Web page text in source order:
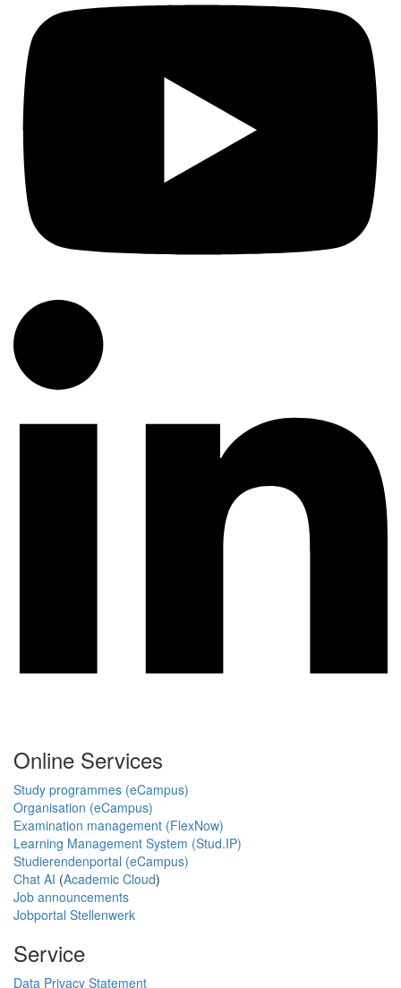
Online Services
Study programmes (eCampus)
Organisation (eCampus)
Examination management (FlexNow)
Learning Management System (Stud.IP)
Studierendenportal (eCampus)
Chat AI (Academic Cloud)
Job announcements
Jobportal Stellenwerk
Service
Data Privacy Statement